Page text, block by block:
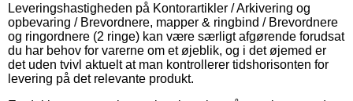
Leveringshastigheden på Kontorartikler / Arkivering og
opbevaring / Brevordnere, mapper & ringbind / Brevordnere
og ringordnere (2 ringe) kan være særligt afgørende forudsat
du har behov for varerne om et øjeblik, og i det øjemed er
det uden tvivl aktuelt at man kontrollerer tidshorisonten for
levering på det relevante produkt.